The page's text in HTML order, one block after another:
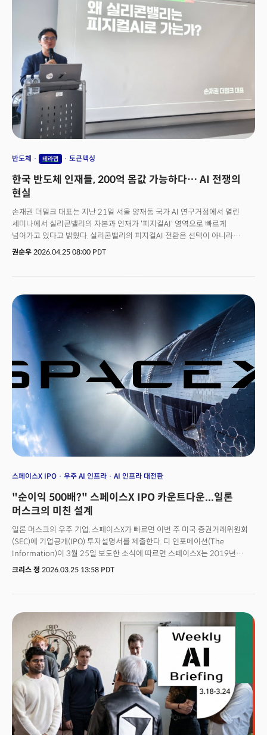
반도체 테라팹 토큰맥싱
한국 반도체 인재들, 200억 몸값 가능하다… AI 전쟁의
현실
손재권 더밀크 대표는 지난 21일 서울 양재동 국가 AI 연구거점에서 열린
세미나에서 실리콘밸리의 자본과 인재가 '피지컬AI' 영역으로 빠르게
넘어가고 있다고 밝혔다. 실리콘밸리의 피지컬AI 전환은 선택이 아니라
필연이라는 것이다.손 대표는 이날 약 260명의 석박사 AI 전문가(오프라인
권순우 2026.04.25 08:00 PDT
스페이스X IPO 우주 AI 인프라 AI 인프라 대전환
"순이익 500배?" 스페이스X IPO 카운트다운...일론
머스크의 미친 설계
일론 머스크의 우주 기업, 스페이스X가 빠르면 이번 주 미국 증권거래위원회
(SEC)에 기업공개(IPO) 투자설명서를 제출한다. 디 인포메이션(The
Information)이 3월 25일 보도한 소식에 따르면 스페이스X는 2019년
사우디 아람코가 세운 294억 달러의 기록을 두 배 이상 넘길 것으로 전망된다.
손에 모았다. 2월에는 xAI를 주식 교환 방식으로 합병해 로켓·위성 인터넷
·AI·소셜미디어를 하나의 기업 케이스에 넣었고, 3월에는 250억 달러 규모의
반도체 공장 ‘테라팹’를 발표했으며, 1월에는 미 연방통신위원회(FCC)에
100만 기 궤도 데이터센터 위성 배치를 신청했다.이는 이번 IPO의 본질이
단순히 '로켓 회사'의 상장이 아닌 '지구와 우주를 가로지르는 수직 통합 AI
인프라 플랫폼'의 탄생을 의미한다.
크리스 정 2026.03.25 13:58 PDT